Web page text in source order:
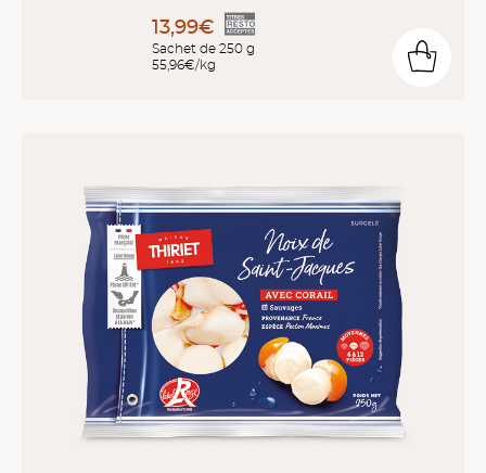
13,99€
Sachet de 250 g
55,96€/kg